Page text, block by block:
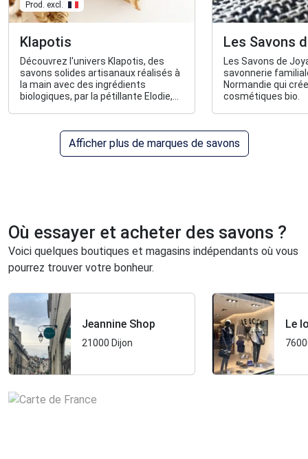
Prod. excl.
Klapotis
Découvrez l'univers Klapotis, des
savons solides artisanaux réalisés à
la main avec des ingrédients
biologiques, par la pétillante Elodie,
pratiques pour le bain et la maison.
Les Savons
Les Savons de
savonnerie
Normandie qui
cosmétiques bio.
Afficher plus de marques de savons
Où essayer et acheter des savons ?
Voici quelques boutiques et magasins indépendants où vous
pourrez trouver votre bonheur.
Jeannine Shop
21000 Dijon
Le